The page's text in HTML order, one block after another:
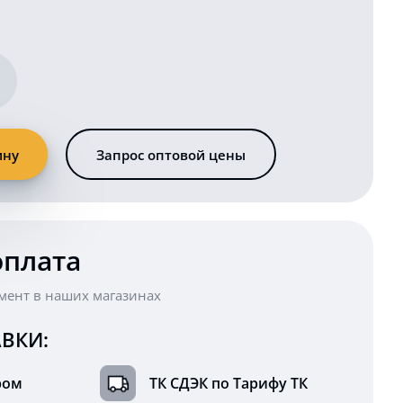
Запрос оптовой цены
в наших магазинах
ТК СДЭК по Тарифу ТК